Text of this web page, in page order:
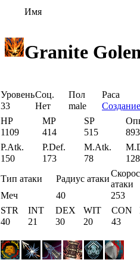
Имя
Granite
УровеньСоц. Пол
Раса
33
Нет male
Создание
HP
MP SP
1109
414 515
P.Atk.
P.Def. M.Atk.
150
173 78
128
Тип атаки
Радиус атаки
атаки
Меч
40
253
STR
INT DEX WIT CON
40
21 30 20 43